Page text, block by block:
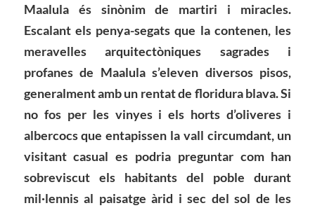
Maalula és sinònim de martiri i miracles.
Escalant els penya-segats que la contenen, les
meravelles arquitectòniques sagrades i
profanes de Maalula s’eleven diversos pisos,
generalment amb un rentat de floridura blava. Si
no fos per les vinyes i els horts d’oliveres i
albercocs que entapissen la vall circumdant, un
visitant casual es podria preguntar com han
sobreviscut els habitants del poble durant
mil·lennis al paisatge àrid i sec del sol de les